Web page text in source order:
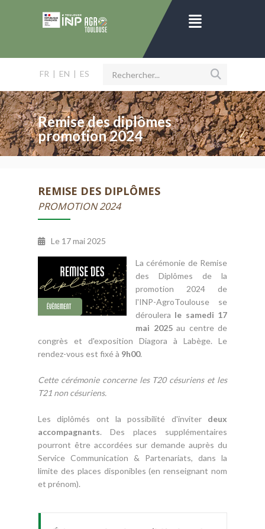
FR | EN | ES
Remise des diplômes
promotion 2024
REMISE DES DIPLÔMES
PROMOTION 2024
Le 17 mai 2025
La cérémonie de Remise
des Diplômes de la
promotion 2024 de
l'INP-AgroToulouse se
déroulera le samedi 17
mai 2025au centre de
congrès et d'exposition Diagora à Labège. Le
rendez-vous est fixé à 9h00.
Cette cérémonie concerne les T20 césuriens et les
T21 non césuriens.
Les diplômés ont la possibilité d'inviter deux
accompagnants. Des places supplémentaires
pourront être accordées sur demande auprès du
Service Communication & Partenariats, dans la
limite des places disponibles (en renseignant nom
et prénom).